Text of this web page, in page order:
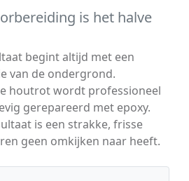
is het halve
begint altijd met een
van de ondergrond.
houtrot wordt professioneel
gerepareerd met epoxy.
is een strakke, frisse
geen omkijken naar heeft.